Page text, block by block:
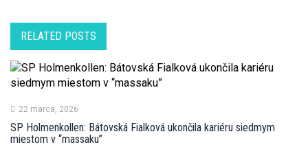
RELATED POSTS
22 marca, 2026
SP Holmenkollen: Bátovská Fialková ukončila kariéru siedmym
miestom v “massaku”